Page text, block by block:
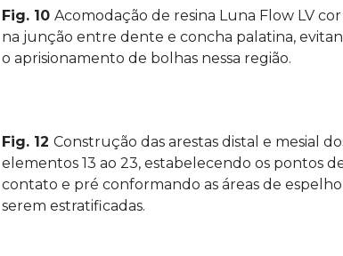
Fig. 10 Acomodação de resina Luna Flow LV cor
na junção entre dente e concha palatina,
o aprisionamento de bolhas nessa região.
Fig. 12 Construção das arestas distal e mesial
elementos 13 ao 23, estabelecendo os pontos
contato e pré conformando as áreas de espelho
serem estratificadas.